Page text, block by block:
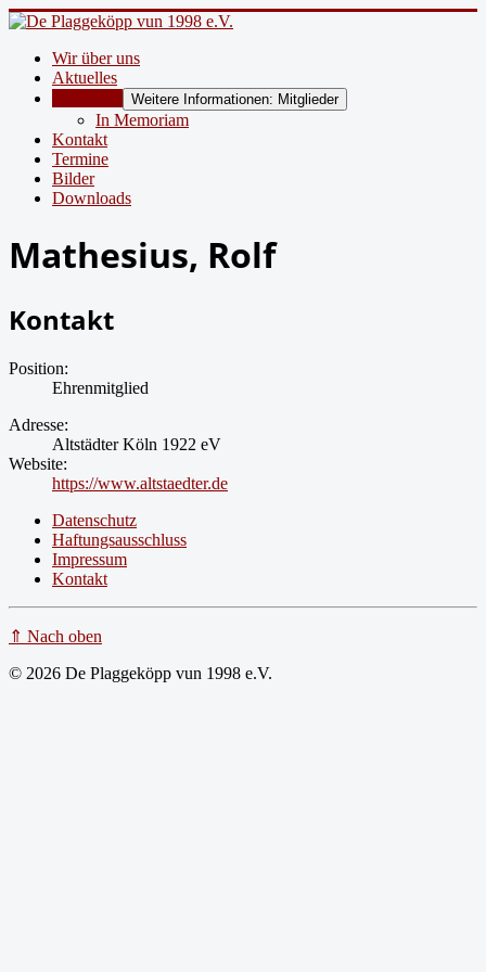
Wir über uns
Aktuelles
Weitere Informationen: Mitglieder
In Memoriam
Kontakt
Termine
Bilder
Downloads
Mathesius, Rolf
Kontakt
Position:
Ehrenmitglied
Adresse:
Altstädter Köln 1922 eV
Website:
https://www.altstaedter.de
Datenschutz
Haftungsausschluss
Impressum
Kontakt
⇑ Nach oben
© 2026 De Plaggeköpp vun 1998 e.V.